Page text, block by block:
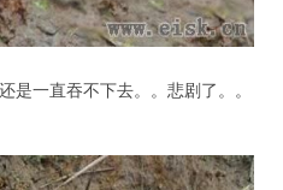
是一直吞不下去。。悲剧了。。